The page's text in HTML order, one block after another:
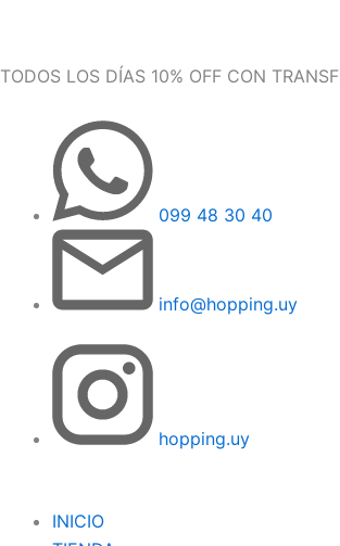
contenido
TODOS LOS DÍAS 10% OFF CON
099 48 30 40
info@hopping.uy
hopping.uy
INICIO
Products
Products